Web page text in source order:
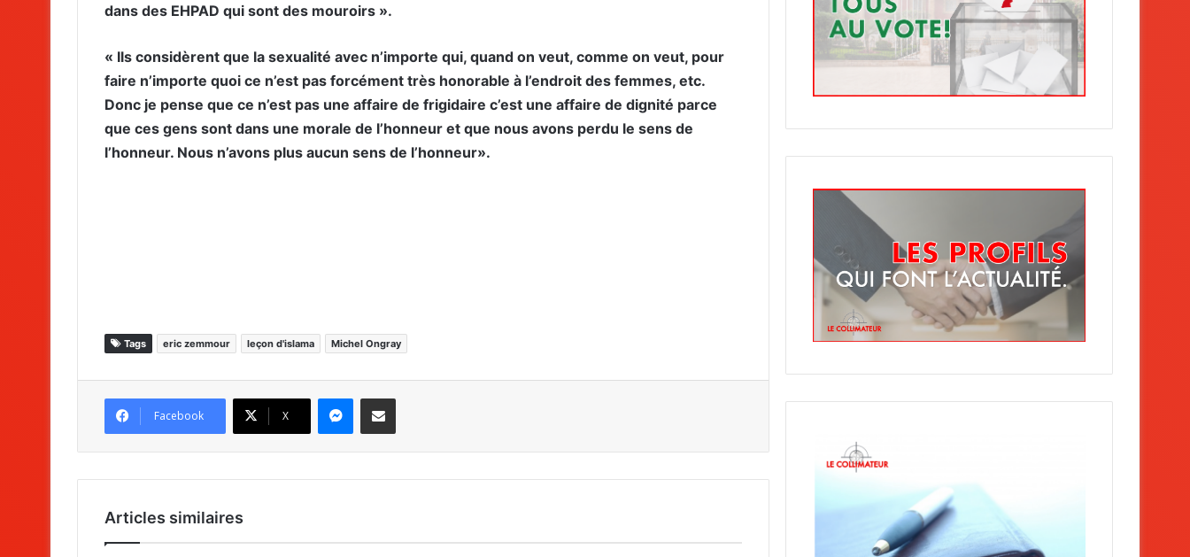
dans des EHPAD qui sont des mouroirs ».
« Ils considèrent que la sexualité avec n’importe qui, quand on veut, comme on veut, pour
faire n’importe quoi ce n’est pas forcément très honorable à l’endroit des femmes, etc.
Donc je pense que ce n’est pas une affaire de frigidaire c’est une affaire de dignité parce
que ces gens sont dans une morale de l’honneur et que nous avons perdu le sens de
l’honneur. Nous n’avons plus aucun sens de l’honneur».
Tags eric zemmour leçon d'islama Michel Ongray
Facebook X
Articles similaires